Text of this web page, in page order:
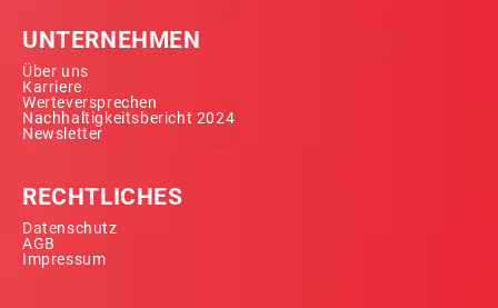
UNTERNEHMEN
Über uns
Karriere
Werteversprechen
Nachhaltigkeitsbericht 2024
Newsletter
RECHTLICHES
Datenschutz
AGB
Impressum